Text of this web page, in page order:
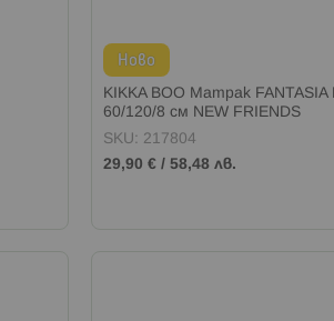
Ново
KIKKA BOO Матрак FANTASIA
60/120/8 см NEW FRIENDS
SKU: 217804
29,90 € / 58,48 лв.